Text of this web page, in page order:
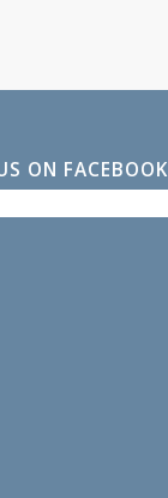
ON FACEBOOK